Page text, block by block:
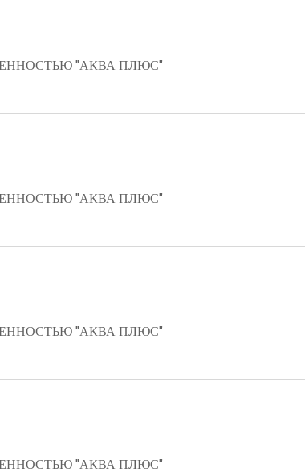
"АКВА ПЛЮС"
"АКВА ПЛЮС"
"АКВА ПЛЮС"
"АКВА ПЛЮС"